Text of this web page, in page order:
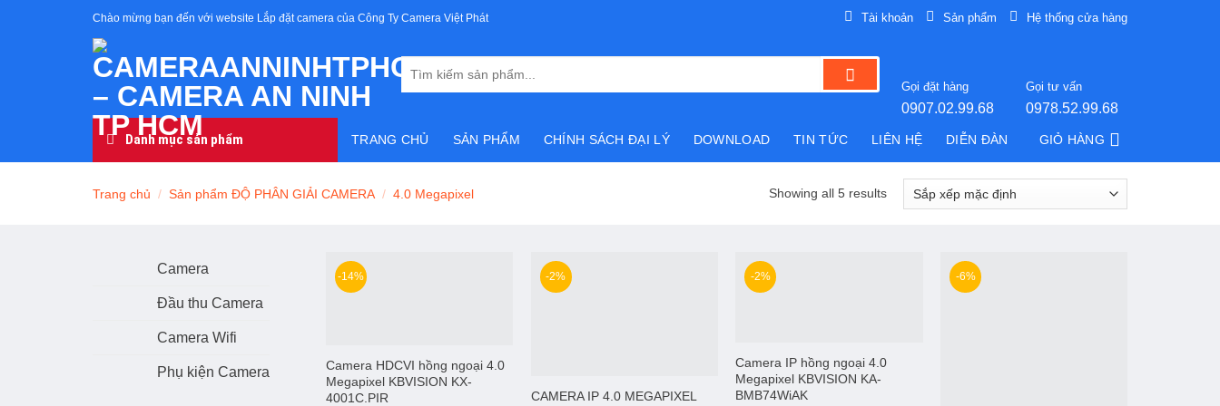
Chào mừng bạn đến với website Lắp đặt camera của Công Ty Camera Việt Phát Tài khoản Sản phẩm Hệ thống cửa hàng
Tìm
Gọi đặt hàng
0907.02.99.68
Gọi tư vấn
0978.52.99.68
Danh mục sản phẩm TRANG CHỦ SẢN PHẨM CHÍNH SÁCH ĐẠI LÝ DOWNLOAD TIN TỨC LIÊN HỆ DIỄN ĐÀN GIỎ HÀNG
Trang chủ / Sản phẩm ĐỘ PHÂN GIẢI CAMERA / 4.0 Megapixel Showing all 5 results
Camera
Đầu thu Camera
Camera Wifi
Phụ kiện Camera
-14%
Camera HDCVI hồng ngoại 4.0
Megapixel KBVISION KX-
4001C.PIR
-2%
CAMERA IP 4.0 MEGAPIXEL
-2%
Camera IP hồng ngoại 4.0
Megapixel KBVISION KA-
BMB74WiAK
-6%